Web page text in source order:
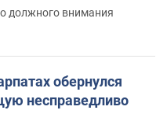
должного внимания
обернулся
несправедливо